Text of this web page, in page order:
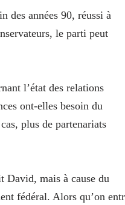
des années 90, réussi à
le parti peut
l’état des relations
ont-elles besoin du
plus de partenariats
David, mais à cause du
fédéral. Alors qu’on